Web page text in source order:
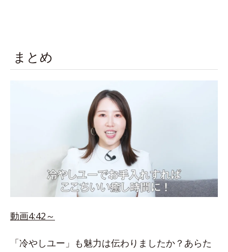
まとめ
動画4:42～
「冷やしユー」も魅力は伝わりましたか？あらた